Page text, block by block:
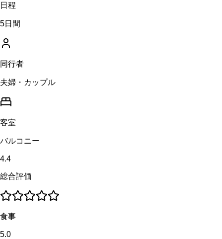
日程
5日間
同行者
夫婦・カップル
客室
バルコニー
4.4
総合評価
食事
5.0